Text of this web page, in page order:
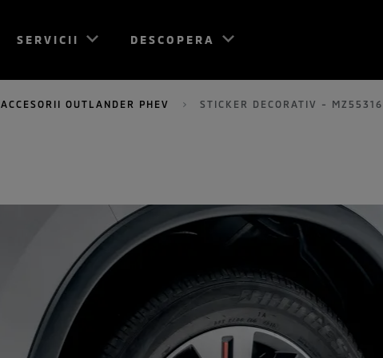
SERVICII DESCOPERA
ACCESORII OUTLANDER PHEV STICKER DECORATIV -